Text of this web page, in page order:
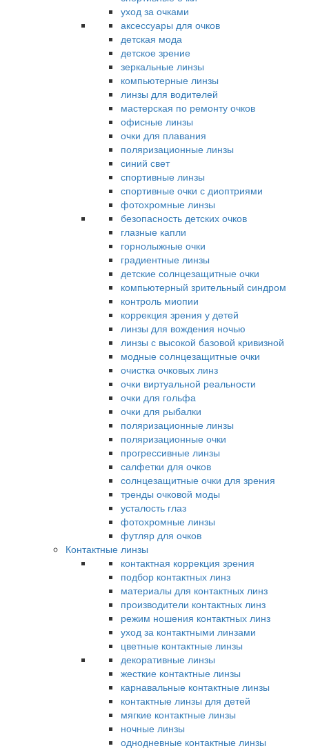
уход за очками
аксессуары для очков
детская мода
детское зрение
зеркальные линзы
компьютерные линзы
линзы для водителей
мастерская по ремонту очков
офисные линзы
очки для плавания
поляризационные линзы
синий свет
спортивные линзы
спортивные очки с диоптриями
фотохромные линзы
безопасность детских очков
глазные капли
горнолыжные очки
градиентные линзы
детские солнцезащитные очки
компьютерный зрительный синдром
контроль миопии
коррекция зрения у детей
линзы для вождения ночью
линзы с высокой базовой кривизной
модные солнцезащитные очки
очистка очковых линз
очки виртуальной реальности
очки для гольфа
очки для рыбалки
поляризационные линзы
поляризационные очки
прогрессивные линзы
салфетки для очков
солнцезащитные очки для зрения
тренды очковой моды
усталость глаз
фотохромные линзы
футляр для очков
Контактные линзы
контактная коррекция зрения
подбор контактных линз
материалы для контактных линз
производители контактных линз
режим ношения контактных линз
уход за контактными линзами
цветные контактные линзы
декоративные линзы
жесткие контактные линзы
карнавальные контактные линзы
контактные линзы для детей
мягкие контактные линзы
ночные линзы
однодневные контактные линзы